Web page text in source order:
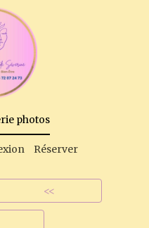
photos
Réserver
<<